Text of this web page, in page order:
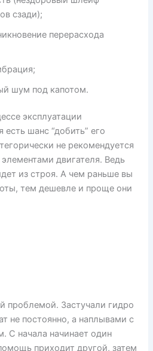
сзади);
перерасхода
шум под капотом.
эксплуатации
есть шанс “добить” его
не рекомендуется
двигателя. Ведь
из строя. А чем раньше вы
тем дешевле и проще они
проблемой. Застучали гидро
не постоянно, а наплывами с
С начала начинает один
приходит другой, затем